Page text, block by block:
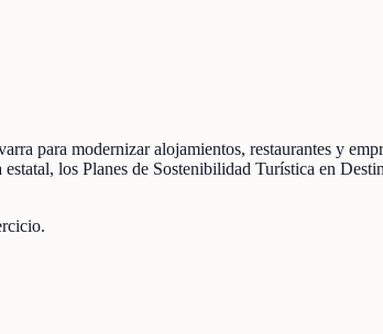
para modernizar alojamientos, restaurantes y
los Planes de Sostenibilidad Turística en